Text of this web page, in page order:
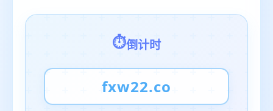
倒计时
fxw22.co